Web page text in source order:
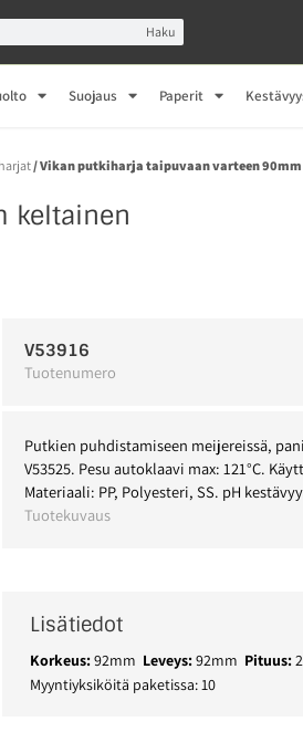
Haku
Suojaus Paperit
/ Vikan putkiharja taipuvaan varteen
keltainen
V53916
Tuotenumero
Putkien puhdistamiseen meijereissä,
V53525. Pesu autoklaavi max: 121°C.
Materiaali: PP, Polyesteri, SS. pH
Tuotekuvaus
Lisätiedot
Korkeus:92mm Leveys:92mm Pituus:
Myyntiyksiköitä paketissa: 10